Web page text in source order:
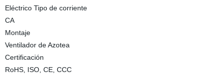
Eléctrico Tipo de corriente
CA
Montaje
Ventilador de Azotea
Certificación
RoHS, ISO, CE, CCC